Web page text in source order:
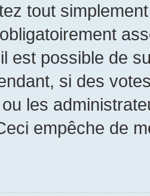
tout
est possible de
si des
les
empêche de